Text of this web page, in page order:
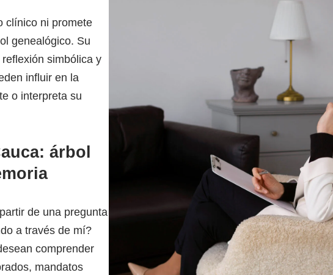
clínico ni promete
genealógico. Su
simbólica y
influir en la
o interpreta su
árbol
de una pregunta
a través de mí?
comprender
mandatos